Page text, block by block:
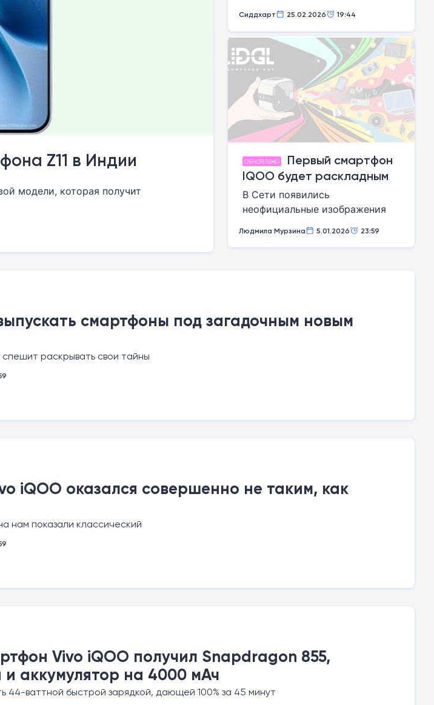
Z11 в Индии
модели, которая получит
станет очень плохо
Сиддхарт 25.02.2026 19:44
ОБНОВЛЕНО
Первый смартфон
IQOO будет раскладным
В Сети появились
неофициальные изображения
первой модели нового суб-
бренда Vivo
Людмила Мурзина 5.01.2026 23:59
смартфоны под загадочным новым
раскрывать свои тайны
iQOO оказался совершенно не таким, как
нам показали классический
Vivo iQOO получил Snapdragon 855,
и аккумулятор на 4000 мАч
44-ваттной быстрой зарядкой, дающей 100% за 45 минут